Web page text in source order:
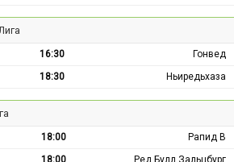
16:30
Гонвед
18:30 Ньиредьхаза
18:00
Рапид В
18:00
Ред Булл Зальцбург